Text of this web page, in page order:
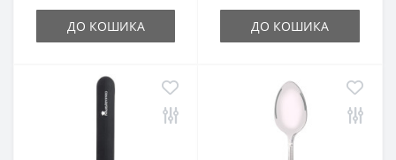
ДО КОШИКА ДО КОШИКА